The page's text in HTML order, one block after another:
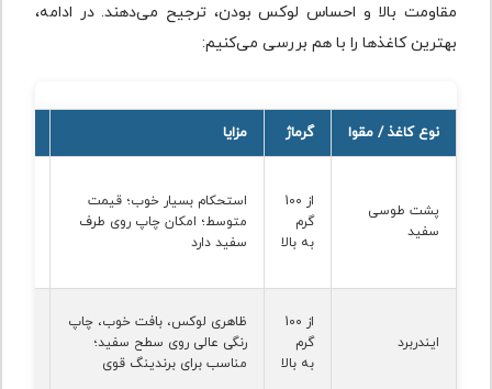
مقاومت بالا و احساس لوکس بودن، ترجیح می‌دهند. در ادامه،
بهترین کاغذها را با هم بررسی می‌کنیم:
نوع کاغذ / مقوا گرماژ مزایا
پشت طوسی
سفید
از 100
گرم
به بالا
استحکام بسیار خوب؛ قیمت
متوسط؛ امکان چاپ روی طرف
سفید دارد
ایندربرد
از 100
گرم
به بالا
ظاهری لوکس، بافت خوب، چاپ
رنگی عالی روی سطح سفید؛
مناسب برای برندینگ قوی